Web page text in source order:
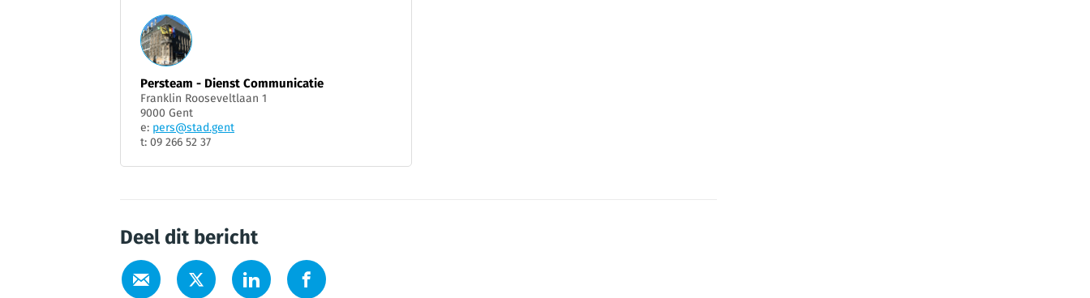
Persteam - Dienst Communicatie
Franklin Rooseveltlaan 1
9000 Gent
e: pers@stad.gent
t: 09 266 52 37
Deel dit bericht